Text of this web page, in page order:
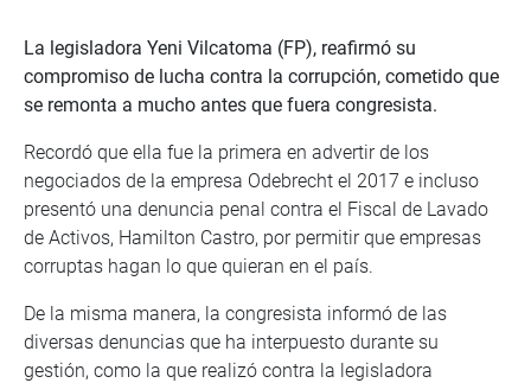
La legisladora Yeni Vilcatoma (FP), reafirmó su
compromiso de lucha contra la corrupción, cometido que
se remonta a mucho antes que fuera congresista.
Recordó que ella fue la primera en advertir de los
negociados de la empresa Odebrecht el 2017 e incluso
presentó una denuncia penal contra el Fiscal de Lavado
de Activos, Hamilton Castro, por permitir que empresas
corruptas hagan lo que quieran en el país.
De la misma manera, la congresista informó de las
diversas denuncias que ha interpuesto durante su
gestión, como la que realizó contra la legisladora